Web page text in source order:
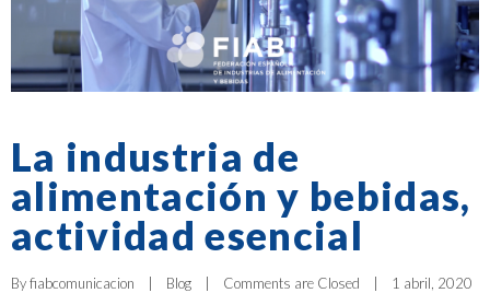
La industria de
alimentación y bebidas,
actividad esencial
By fiabcomunicacion | Blog | Comments are Closed |